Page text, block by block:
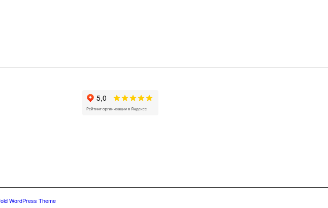
WordPress Theme